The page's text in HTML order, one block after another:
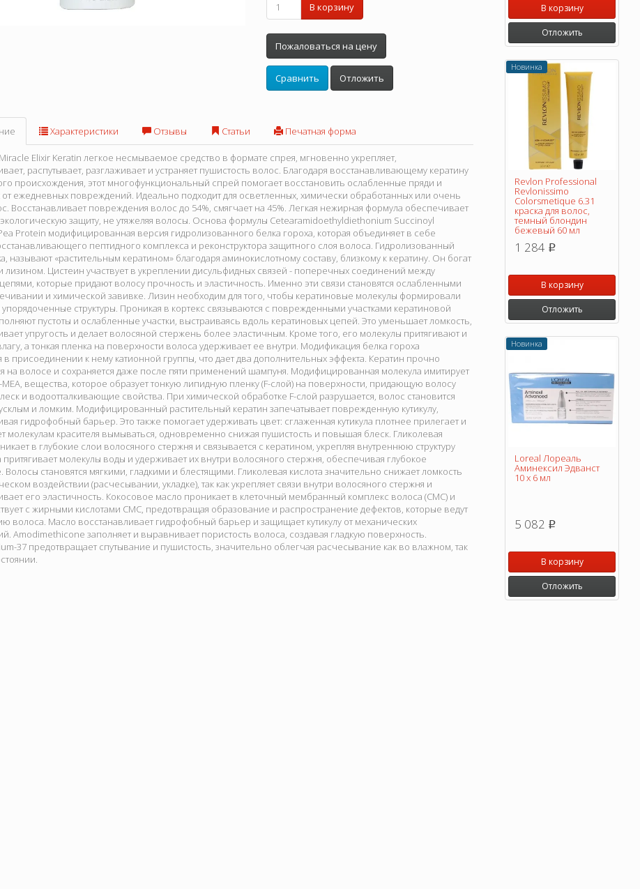
В корзину
Пожаловаться на цену
Сравнить Отложить
Характеристики Отзывы Статьи Печатная форма
Elixir Keratin легкое несмываемое средство в формате спрея, мгновенно укрепляет,
распутывает, разглаживает и устраняет пушистость волос. Благодаря восстанавливающему кератину
происхождения, этот многофункциональный спрей помогает восстановить ослабленные пряди и
от ежедневных повреждений. Идеально подходит для осветленных, химически обработанных или очень
Восстанавливает повреждения волос до 54%, смягчает на 45%. Легкая нежирная формула обеспечивает
защиту, не утяжеляя волосы. Основа формулы Cetearamidoethyldiethonium Succinoyl
Protein модифицированная версия гидролизованного белка гороха, которая объединяет в себе
пептидного комплекса и реконструктора защитного слоя волоса. Гидролизованный
называют «растительным кератином» благодаря аминокислотному составу, близкому к кератину. Он богат
лизином. Цистеин участвует в укреплении дисульфидных связей - поперечных соединений между
которые придают волосу прочность и эластичность. Именно эти связи становятся ослабленными
и химической завивке. Лизин необходим для того, чтобы кератиновые молекулы формировали
структуры. Проникая в кортекс связываются с поврежденными участками кератиновой
пустоты и ослабленные участки, выстраиваясь вдоль кератиновых цепей. Это уменьшает ломкость,
упругость и делает волосяной стержень более эластичным. Кроме того, его молекулы притягивают и
а тонкая пленка на поверхности волоса удерживает ее внутри. Модификация белка гороха
в присоединении к нему катионной группы, что дает два дополнительных эффекта. Кератин прочно
на волосе и сохраняется даже после пяти применений шампуня. Модифицированная молекула имитирует
MEA, вещества, которое образует тонкую липидную пленку (F-слой) на поверхности, придающую волосу
и водоотталкивающие свойства. При химической обработке F-слой разрушается, волос становится
и ломким. Модифицированный растительный кератин запечатывает поврежденную кутикулу,
гидрофобный барьер. Это также помогает удерживать цвет: сглаженная кутикула плотнее прилегает и
молекулам красителя вымываться, одновременно снижая пушистость и повышая блеск. Гликолевая
в глубокие слои волосяного стержня и связывается с кератином, укрепляя внутреннюю структуру
молекулы воды и удерживает их внутри волосяного стержня, обеспечивая глубокое
становятся мягкими, гладкими и блестящими. Гликолевая кислота значительно снижает ломкость
воздействии (расчесывании, укладке), так как укрепляет связи внутри волосяного стержня и
его эластичность. Кокосовое масло проникает в клеточный мембранный комплекс волоса (CMC) и
с жирными кислотами CMC, предотвращая образование и распространение дефектов, которые ведут
волоса. Масло восстанавливает гидрофобный барьер и защищает кутикулу от механических
Amodimethicone заполняет и выравнивает пористость волоса, создавая гладкую поверхность.
37 предотвращает спутывание и пушистость, значительно облегчая расчесывание как во влажном, так
В корзину
Отложить
Новинка
Revlon Professional
Revlonissimo
Colorsmetique 6.31
краска для волос,
темный блондин
бежевый 60 мл
1 284 p
В корзину
Отложить
Новинка
Loreal Лореаль
Аминексил Эдванст
10 х 6 мл
5 082 p
В корзину
Отложить